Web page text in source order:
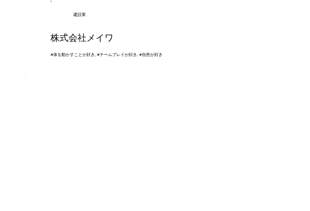
建設業
株式会社メイワ
#体を動かすことが好き, #チームプレイが好き, #自然が好き